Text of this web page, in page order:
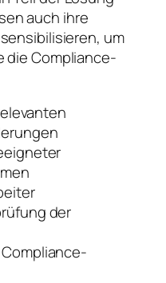
auch ihre
um
die Compliance-
der